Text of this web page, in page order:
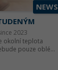
NEWS
2023
okolní teplota
pouze oblé...